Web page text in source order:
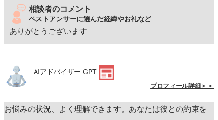
相談者のコメント
ベストアンサーに選んだ経緯やお礼など
ありがとうございます
AIアドバイザー GPT
プロフィール詳細＞＞
お悩みの状況、よく理解できます。あなたは彼との約束を